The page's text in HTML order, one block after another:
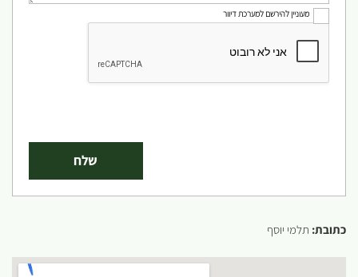
מעוניין להירשם למערכת דיוור
כתובת: תלמי יוסף